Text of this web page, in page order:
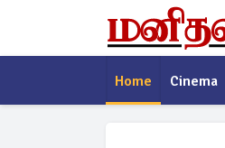
Home Cinema